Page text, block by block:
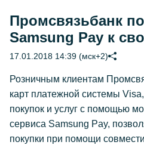
Промсвязьбанк
Samsung Pay к
17.01.2018 14:39 (мск+2)
Розничным клиентам
карт платежной системы
покупок и услуг с помощью
сервиса Samsung Pay,
покупки при помощи